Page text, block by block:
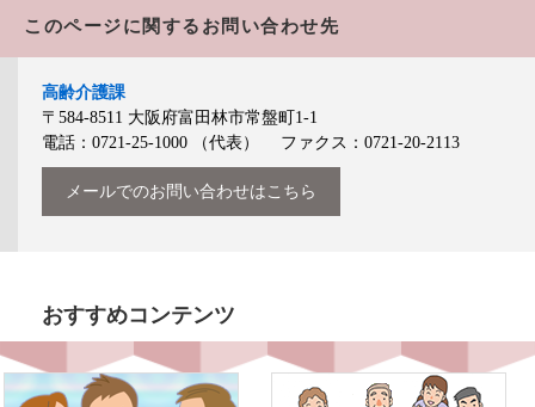
このページに関するお問い合わせ先
高齢介護課
〒584-8511 大阪府富田林市常盤町1-1
電話：0721-25-1000
（代表） ファクス：0721-20-2113
メールでのお問い合わせはこちら
おすすめコンテンツ